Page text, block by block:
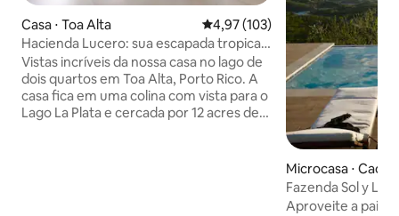
Casa ⋅ Toa Alta 4,97 de uma avaliação média de
4,97 (103)
Hacienda Lucero: sua escapada tropical
à beira do lago
Vistas incríveis da nossa casa no lago de
dois quartos em Toa Alta, Porto Rico. A
casa fica em uma colina com vista para o
Lago La Plata e cercada por 12 acres de
Microcasa ⋅
Fazenda Sol y
Aproveite a